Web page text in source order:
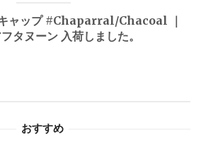
ャップ #Chaparral/Chacoal ｜
タヌーン 入荷しました。
おすすめ